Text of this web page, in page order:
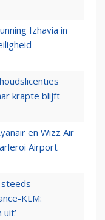
Izhavia in
krapte blijft
en Wizz Air
Airport
steeds
KLM: